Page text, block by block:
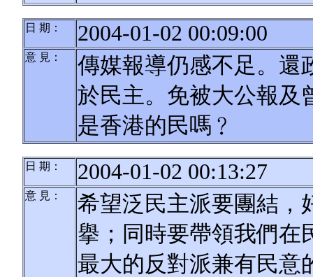
日 期： 2004-01-02 00:09:00
意 見：
傳媒報導仍感不足。還
於民主。免被大公報及
是香港的民嗎﹖
日 期： 2004-01-02 00:13:27
意 見：
希望泛民主派要團結，
擧；同時要帶領我們在
最大的反對派兼有民意